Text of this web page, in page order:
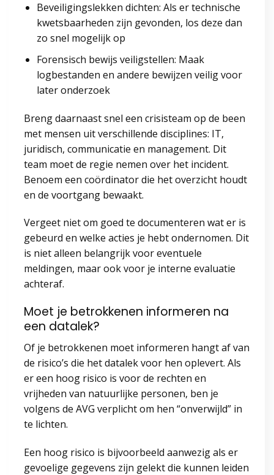
Beveiligingslekken dichten: Als er technische
kwetsbaarheden zijn gevonden, los deze dan
zo snel mogelijk op
Forensisch bewijs veiligstellen: Maak
logbestanden en andere bewijzen veilig voor
later onderzoek
Breng daarnaast snel een crisisteam op de been
met mensen uit verschillende disciplines: IT,
juridisch, communicatie en management. Dit
team moet de regie nemen over het incident.
Benoem een coördinator die het overzicht houdt
en de voortgang bewaakt.
Vergeet niet om goed te documenteren wat er is
gebeurd en welke acties je hebt ondernomen. Dit
is niet alleen belangrijk voor eventuele
meldingen, maar ook voor je interne evaluatie
achteraf.
Moet je betrokkenen informeren na
een datalek?
Of je betrokkenen moet informeren hangt af van
de risico’s die het datalek voor hen oplevert. Als
er een hoog risico is voor de rechten en
vrijheden van natuurlijke personen, ben je
volgens de AVG verplicht om hen “onverwijld” in
te lichten.
Een hoog risico is bijvoorbeeld aanwezig als er
gevoelige gegevens zijn gelekt die kunnen leiden